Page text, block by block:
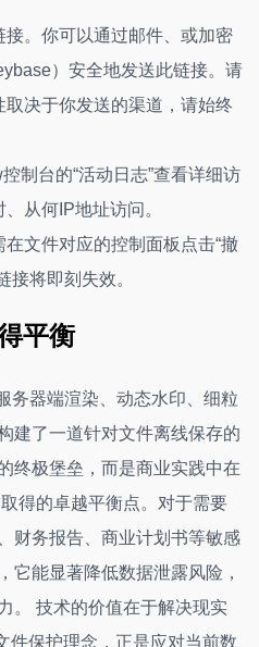
。你可以通过邮件、或加密
）安全地发送此链接。请
决于你发送的渠道，请始终
制台的“活动日志”查看详细访
从何IP地址访问。
文件对应的控制面板点击“撤
接将即刻失效。
平衡
务器端渲染、动态水印、细粒
建了一道针对文件离线保存的
终极堡垒，而是商业实践中在
取得的卓越平衡点。对于需要
财务报告、商业计划书等敏感
它能显著降低数据泄露风险，
。 技术的价值在于解决现实
件保护理念，正是应对当前数